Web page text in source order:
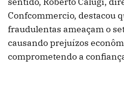
Confcommercio, destacou
fraudulentas ameaçam o
causando prejuízos
comprometendo a